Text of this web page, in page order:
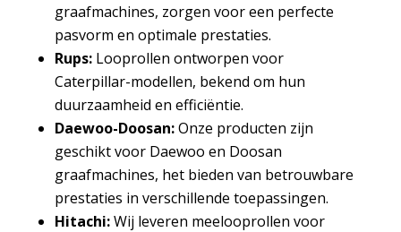
graafmachines, zorgen voor een perfecte
pasvorm en optimale prestaties.
Rups: Looprollen ontworpen voor
Caterpillar-modellen, bekend om hun
duurzaamheid en efficiëntie.
Daewoo-Doosan:Onze producten zijn
geschikt voor Daewoo en Doosan
graafmachines, het bieden van betrouwbare
prestaties in verschillende toepassingen.
Hitachi:Wij leveren meelooprollen voor